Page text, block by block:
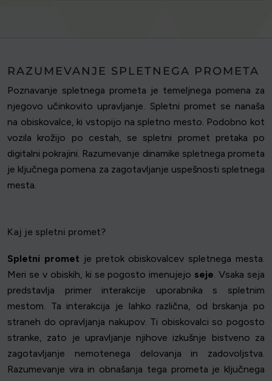
RAZUMEVANJE SPLETNEGA PROMETA
Poznavanje spletnega prometa je temeljnega pomena za
njegovo učinkovito upravljanje. Spletni promet se nanaša
na obiskovalce, ki vstopijo na spletno mesto. Podobno kot
vozila krožijo po cestah, se spletni promet pretaka po
digitalni pokrajini. Razumevanje dinamike spletnega prometa
je ključnega pomena za zagotavljanje uspešnosti spletnega
mesta.
Kaj je spletni promet?
Spletni promet je pretok obiskovalcev spletnega mesta.
Meri se v obiskih, ki se pogosto imenujejo seje. Vsaka seja
predstavlja primer interakcije uporabnika s spletnim
mestom. Ta interakcija je lahko različna, od brskanja po
straneh do opravljanja nakupov. Ti obiskovalci so pogosto
stranke, zato je upravljanje njihove izkušnje bistveno za
zagotavljanje nemotenega delovanja in zadovoljstva.
Razumevanje vira in obnašanja tega prometa je ključnega